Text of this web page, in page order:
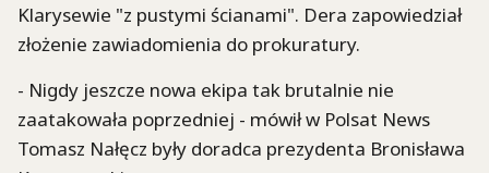
Klarysewie "z pustymi ścianami". Dera zapowiedział
złożenie zawiadomienia do prokuratury.
- Nigdy jeszcze nowa ekipa tak brutalnie nie
zaatakowała poprzedniej - mówił w Polsat News
Tomasz Nałęcz były doradca prezydenta Bronisława